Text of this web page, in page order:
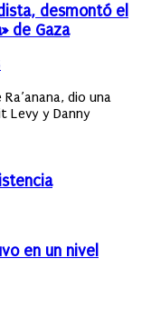
desmontó el
de Gaza
dio una
Levy y Danny
en un nivel